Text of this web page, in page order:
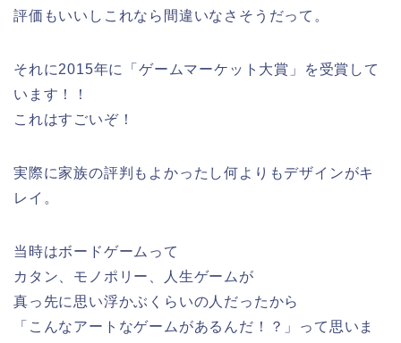
評価もいいしこれなら間違いなさそうだって。
それに2015年に「ゲームマーケット大賞」を受賞して
います！！
これはすごいぞ！
実際に家族の評判もよかったし何よりもデザインがキ
レイ。
当時はボードゲームって
カタン、モノポリー、人生ゲームが
真っ先に思い浮かぶくらいの人だったから
「こんなアートなゲームがあるんだ！？」って思いま